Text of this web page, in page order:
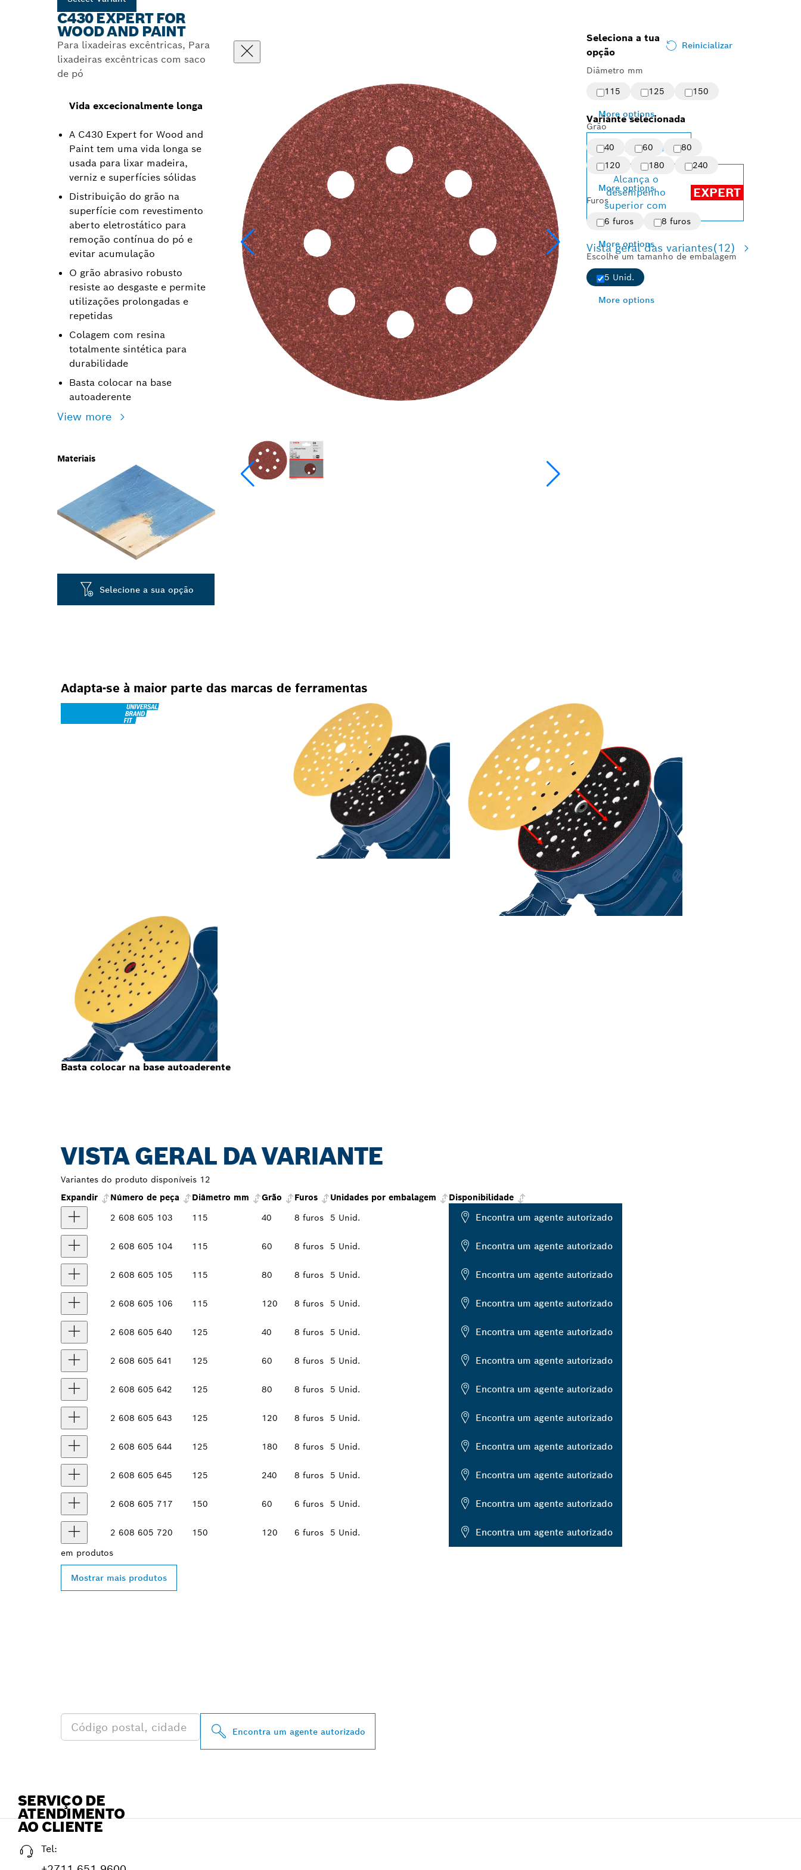
C430 EXPERT FOR
WOOD AND PAINT
Para lixadeiras excêntricas, Para
lixadeiras excêntricas com saco
de pó
Vida excecionalmente longa
A C430 Expert for Wood and
Paint tem uma vida longa se
usada para lixar madeira,
verniz e superfícies sólidas
Distribuição do grão na
superfície com revestimento
aberto eletrostático para
remoção contínua do pó e
evitar acumulação
O grão abrasivo robusto
resiste ao desgaste e permite
utilizações prolongadas e
repetidas
Colagem com resina
totalmente sintética para
durabilidade
Basta colocar na base
autoaderente
View more
Materiais
Selecione a sua opção
Seleciona a tua
opção
Reinicializar
Diâmetro mm
115
125 150
More options
Grão
40
60
80
120
180 240
More options
Furos
6 furos
8 furos
More options
Escolhe um tamanho de embalagem
5 Unid.
More options
Variante selecionada
Change variant
Alcança o
desempenho
superior com
EXPERT
Vista geral das variantes(12)
Adapta-se à maior parte das marcas de ferramentas
Basta colocar na base autoaderente
VISTA GERAL DA VARIANTE
Variantes do produto disponíveis 12
Expandir
Número de peça Diâmetro mm Grão Furos Unidades por embalagem
Disponibilidade
2 608 605 103
115 40 8 furos 5 Unid. Encontra um agente autorizado
2 608 605 104 115 60 8 furos 5 Unid. Encontra um agente autorizado
2 608 605 105 115 80 8 furos 5 Unid. Encontra um agente autorizado
2 608 605 106 115 120 8 furos 5 Unid. Encontra um agente autorizado
2 608 605 640 125 40 8 furos 5 Unid. Encontra um agente autorizado
2 608 605 641 125 60 8 furos 5 Unid. Encontra um agente autorizado
2 608 605 642 125 80 8 furos 5 Unid. Encontra um agente autorizado
2 608 605 643 125 120 8 furos 5 Unid. Encontra um agente autorizado
2 608 605 644 125 180 8 furos 5 Unid. Encontra um agente autorizado
2 608 605 645 125 240 8 furos 5 Unid. Encontra um agente autorizado
2 608 605 717 150 60 6 furos 5 Unid. Encontra um agente autorizado
2 608 605 720 150 120 6 furos 5 Unid. Encontra um agente autorizado
em produtos
Mostrar mais produtos
Encontra um agente autorizado
SERVIÇO DE
ATENDIMENTO
AO CLIENTE
Tel: